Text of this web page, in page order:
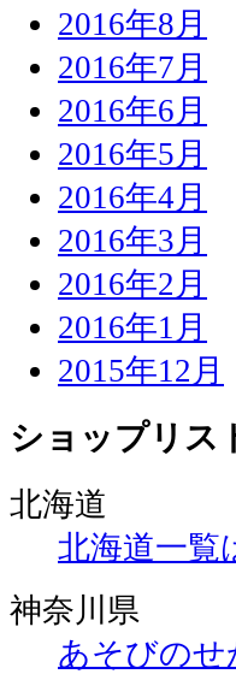
2016年8月
2016年7月
2016年6月
2016年5月
2016年4月
2016年3月
2016年2月
2016年1月
2015年12月
ショップリス
北海道
北海道一覧
神奈川県
あそびのせ